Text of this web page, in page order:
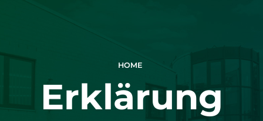
HOME
Erklärung